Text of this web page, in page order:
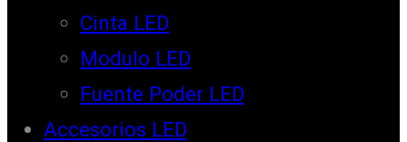
Cinta LED
Modulo LED
Fuente Poder LED
Accesorios LED